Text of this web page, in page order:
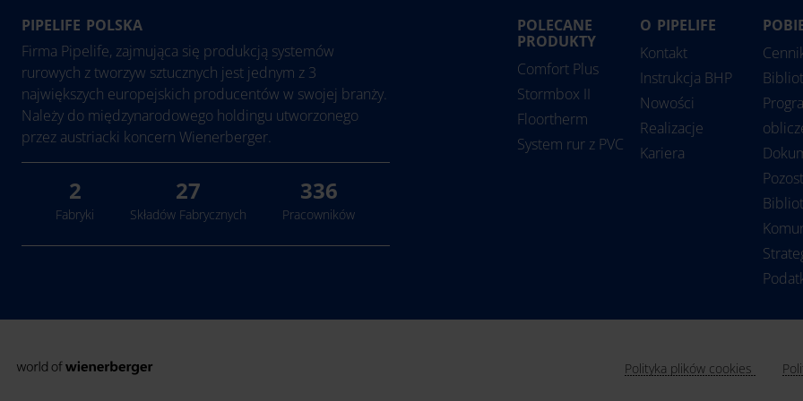
International
Austria
Belgia
Bośnia i Hercegowina
Chorwacja
Czechy
Dania
PIPELIFE POLSKA
Firma Pipelife, zajmująca się produkcją systemów
rurowych z tworzyw sztucznych jest jednym z 3
największych europejskich producentów w swojej branży.
Należy do międzynarodowego holdingu utworzonego
przez austriacki koncern Wienerberger.
2
Fabryki
27
Składów Fabrycznych
336
Pracowników
POLECANE
PRODUKTY
Comfort Plus
Stormbox II
Floortherm
System rur z PVC
O PIPELIFE
Kontakt
Instrukcja BHP
Nowości
Realizacje
Kariera
Polityka plików cookies